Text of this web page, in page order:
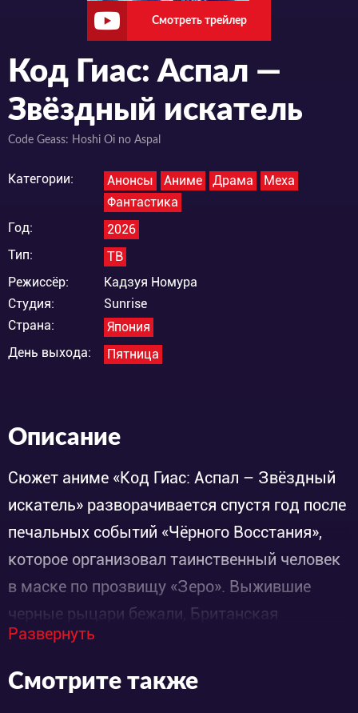
Смотреть трейлер
Код Гиас: Аспал —
Звёздный искатель
Code Geass: Hoshi Oi no Aspal
Категории: Анонсы Аниме Драма
Меха
Фантастика
Год:
2026
Тип:
ТВ
Режиссёр:
Кадзуя Номура
Студия:
Sunrise
Страна:
Япония
День выхода:
Пятница
Описание
Сюжет аниме «Код Гиас: Аспал – Звёздный
искатель» разворачивается спустя год после
печальных событий «Чёрного Восстания»,
которое организовал таинственный человек
в маске по прозвищу «Зеро». Выжившие
черные рыцари бежали, Британская
Империя, которая подчинила треть земного
шара, продолжает воевать. Жители Японии
под властью Британии подвергаются более
Развернуть
Смотрите также